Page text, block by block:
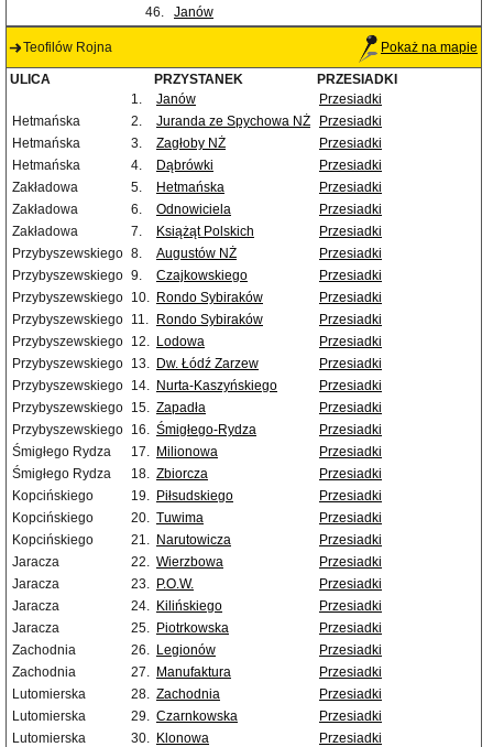
46.
Janów
Teofilów Rojna Pokaż na mapie
ULICA PRZYSTANEK
PRZESIADKI
1.
Janów
Przesiadki
Hetmańska
2. Juranda ze Spychowa NŻ
Przesiadki
Hetmańska
3. Zagłoby NŻ
Przesiadki
Hetmańska
4. Dąbrówki
Przesiadki
Zakładowa
5. Hetmańska
Przesiadki
Zakładowa
6. Odnowiciela
Przesiadki
Zakładowa
7. Książąt Polskich
Przesiadki
Przybyszewskiego 8. Augustów NŻ
Przesiadki
Przybyszewskiego 9. Czajkowskiego
Przesiadki
Przybyszewskiego 10. Rondo Sybiraków
Przesiadki
Przybyszewskiego 11. Rondo Sybiraków
Przesiadki
Przybyszewskiego 12. Lodowa
Przesiadki
Przybyszewskiego 13. Dw. Łódź Zarzew
Przesiadki
Przybyszewskiego 14. Nurta-Kaszyńskiego
Przesiadki
Przybyszewskiego 15. Zapadła
Przesiadki
Przybyszewskiego 16. Śmigłego-Rydza
Przesiadki
Śmigłego Rydza
17. Milionowa
Przesiadki
Śmigłego Rydza
18. Zbiorcza
Przesiadki
Kopcińskiego
19. Piłsudskiego
Przesiadki
Kopcińskiego
20. Tuwima
Przesiadki
Kopcińskiego
21. Narutowicza
Przesiadki
Jaracza
22. Wierzbowa
Przesiadki
Jaracza
23. P.O.W.
Przesiadki
Jaracza
24. Kilińskiego
Przesiadki
Jaracza
25. Piotrkowska
Przesiadki
Zachodnia
26. Legionów
Przesiadki
Zachodnia
27. Manufaktura
Przesiadki
Lutomierska
28. Zachodnia
Przesiadki
Lutomierska
29. Czarnkowska
Przesiadki
Lutomierska
30. Klonowa Przesiadki